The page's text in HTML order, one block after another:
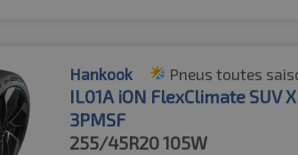
Hankook Pneus toutes
IL01A iON FlexClimate SUV
3PMSF
255/45R20105W